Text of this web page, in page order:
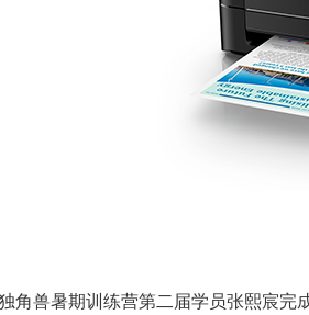
角兽暑期训练营第二届学员张熙宸完